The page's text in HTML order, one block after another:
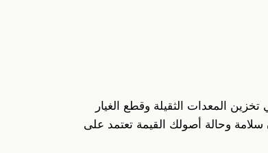
المعدات الثقيلة وقطع الغيار
سلامة وحالة أصولك القيمة تعتمد على